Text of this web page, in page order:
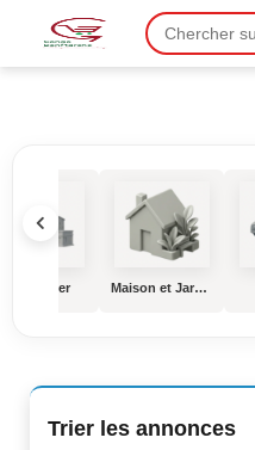
Immobilier Maison et Jardin
Trier les annonces